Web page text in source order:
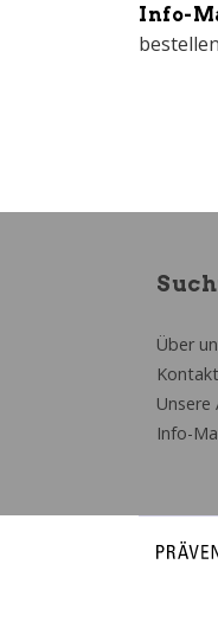
Info-
Über
Kontakt
Info-